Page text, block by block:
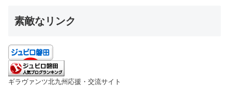
素敵なリンク
ギラヴァンツ北九州応援・交流サイト